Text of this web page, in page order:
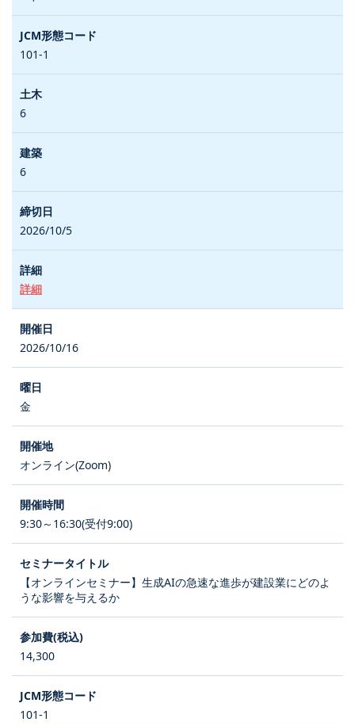
101-1
6
6
2026/10/5
詳細
2026/10/16
金
オンライン(Zoom)
9:30～16:30(受付9:00)
【オンラインセミナー】生成AIの急速な進歩が建設業にどのよ
うな影響を与えるか
14,300
101-1